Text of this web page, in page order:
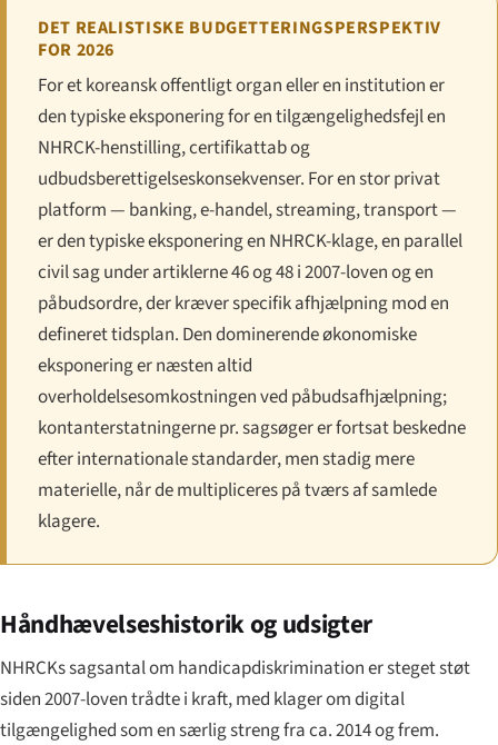
DET REALISTISKE BUDGETTERINGSPERSPEKTIV
FOR 2026
For et koreansk offentligt organ eller en institution er
den typiske eksponering for en tilgængeligheds­fejl en
NHRCK-henstilling, certifikattab og
udbudsberettigelses­konsekvenser. For en stor privat
platform — banking, e-handel, streaming, transport —
er den typiske eksponering en NHRCK-klage, en parallel
civil sag under artiklerne 46 og 48 i 2007-loven og en
påbudsordre, der kræver specifik afhjælpning mod en
defineret tidsplan. Den dominerende økonomiske
eksponering er næsten altid
overholdelsesomkostningen ved påbuds­afhjælpning;
kontanterstatningerne pr. sagsøger er fortsat beskedne
efter internationale standarder, men stadig mere
materielle, når de multipliceres på tværs af samlede
klagere.
Håndhævelses­historik og udsigter
NHRCKs sagsantal om handicapdiskrimination er steget støt
siden 2007-loven trådte i kraft, med klager om digital
tilgængelighed som en særlig streng fra ca. 2014 og frem.